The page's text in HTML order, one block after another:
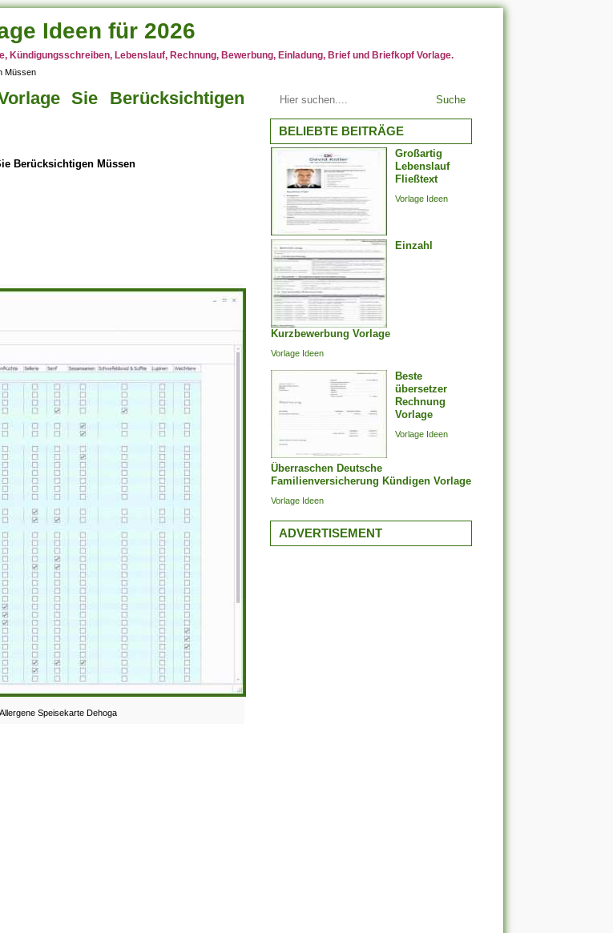
Ideen für 2026
Kündigungsschreiben, Lebenslauf, Rechnung, Bewerbung, Einladung, Brief und Briefkopf Vorlage.
Müssen
Sie Berücksichtigen
Berücksichtigen Müssen
Speisekarte Dehoga
Suche
BELIEBTE BEITRÄGE
Großartig
Lebenslauf
Fließtext
Vorlage Ideen
Einzahl
Kurzbewerbung Vorlage
Vorlage Ideen
Beste
übersetzer
Rechnung
Vorlage
Vorlage Ideen
Überraschen Deutsche
Familienversicherung Kündigen Vorlage
Vorlage Ideen
ADVERTISEMENT